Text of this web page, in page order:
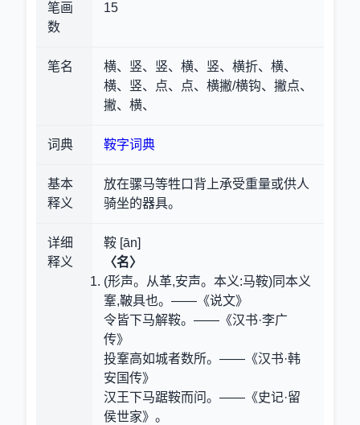
笔画
数
15
笔名
横、竖、竖、横、竖、横折、横、
横、竖、点、点、横撇/横钩、撇点、
撇、横、
词典 鞍字词典
基本
释义
放在骡马等牲口背上承受重量或供人
骑坐的器具。
详细
释义
鞍 [ān]
〈名〉
(形声。从革,安声。本义:马鞍)同本义
鞌,鞁具也。——《说文》
令皆下马解鞍。——《汉书·李广
传》
投鞌高如城者数所。——《汉书·韩
安国传》
汉王下马踞鞍而问。——《史记·留
侯世家》。